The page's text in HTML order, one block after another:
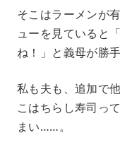
そこはラーメンが
ューを見ていると
ね！」と義母が勝手
私も夫も、追加で
こはちらし寿司っ
まい……。